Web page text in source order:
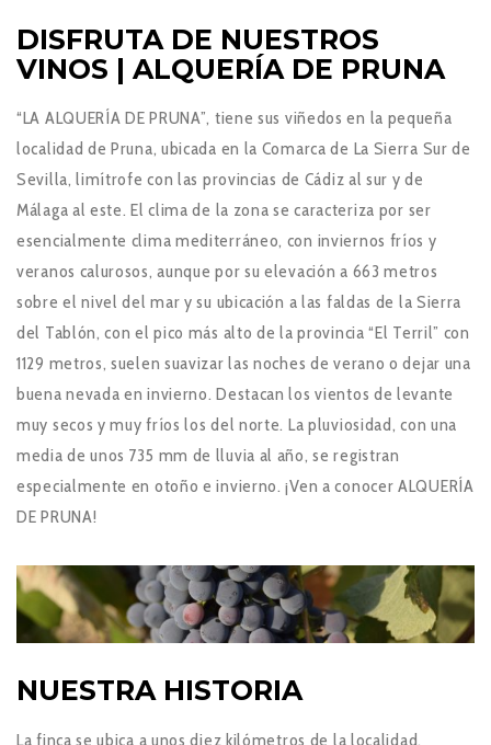
DISFRUTA DE NUESTROS
VINOS | ALQUERÍA DE PRUNA
“LA ALQUERÍA DE PRUNA”, tiene sus viñedos en la pequeña
localidad de Pruna, ubicada en la Comarca de La Sierra Sur de
Sevilla, limítrofe con las provincias de Cádiz al sur y de
Málaga al este. El clima de la zona se caracteriza por ser
esencialmente clima mediterráneo, con inviernos fríos y
veranos calurosos, aunque por su elevación a 663 metros
sobre el nivel del mar y su ubicación a las faldas de la Sierra
del Tablón, con el pico más alto de la provincia “El Terril” con
1129 metros, suelen suavizar las noches de verano o dejar una
buena nevada en invierno. Destacan los vientos de levante
muy secos y muy fríos los del norte. La pluviosidad, con una
media de unos 735 mm de lluvia al año, se registran
especialmente en otoño e invierno. ¡Ven a conocer ALQUERÍA
DE PRUNA!
NUESTRA HISTORIA
La finca se ubica a unos diez kilómetros de la localidad,